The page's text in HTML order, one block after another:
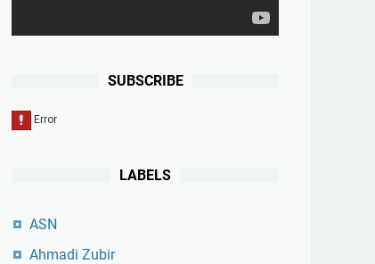
SUBSCRIBE
LABELS
ASN
Ahmadi Zubir